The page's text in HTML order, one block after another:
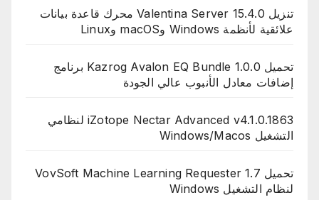
تنزيل Valentina Server 15.4.0 محرك قاعدة بيانات
علائقية لأنظمة Windows وmacOS وLinux
تحميل Kazrog Avalon EQ Bundle 1.0.0 برنامج
إضافات معادل الأنبوب عالي الجودة
iZotope Nectar Advanced v4.1.0.1863 لنظامي
التشغيل Windows/Macos
تحميل VovSoft Machine Learning Requester 1.7
لنظام التشغيل Windows